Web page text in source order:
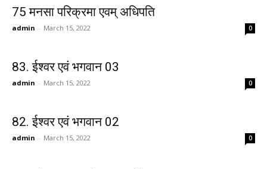
75 मनसा परिक्रमा एवम् अधिपति
admin - March 15, 2022 0
83. ईश्वर एवं भगवान 03
admin - March 15, 2022 0
82. ईश्वर एवं भगवान 02
admin - March 15, 2022 0